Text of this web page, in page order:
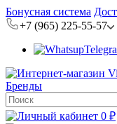
Бонусная система
+7 (965) 225-55-57
Бренды
0 ₽